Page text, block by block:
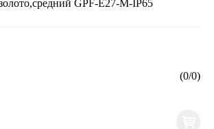
GPF-E27-M-IP65
(0/0)